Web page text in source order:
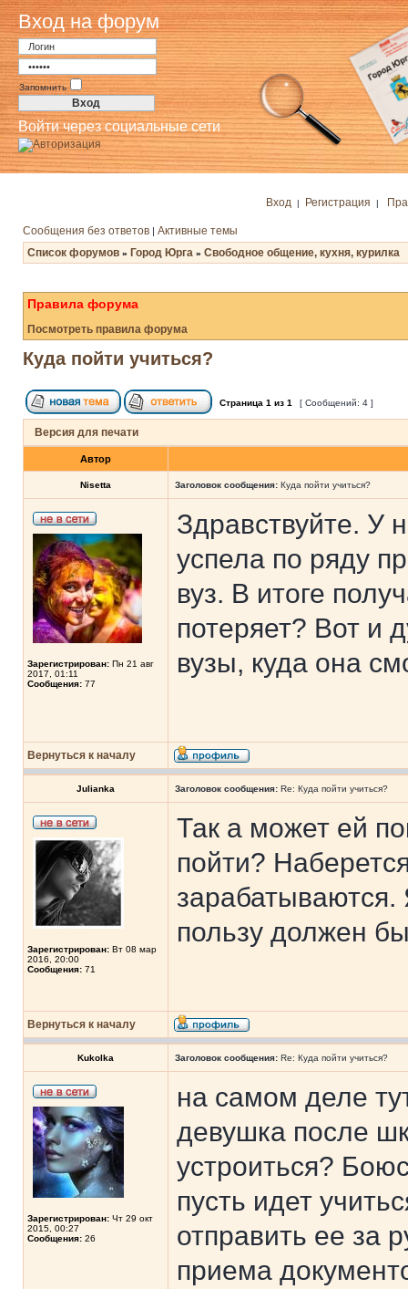
Вход на форум
Запомнить
Войти через социальные сети
Вход | Регистрация |
Сообщения без ответов | Активные темы
Список форумов » Город Юрга » Свободное общение, кухня, курилка
Правила форума
Посмотреть правила форума
Куда пойти учиться?
Страница 1 из 1 [ Сообщений: 4 ]
Версия для печати
Автор
Nisetta Заголовок сообщения: Куда пойти учиться?
Зарегистрирован: Пн 21 авг
2017, 01:11
Сообщения: 77
Здравствуйте. У
успела по ряду
вуз. В итоге
потеряет? Вот и
вузы, куда она
Вернуться к началу
Julianka Заголовок сообщения: Re: Куда пойти учиться?
Зарегистрирован: Вт 08 мар
2016, 20:00
Сообщения: 71
Так а может ей
пойти?
зарабатываются.
пользу должен
Вернуться к началу
Kukolka Заголовок сообщения: Re: Куда пойти учиться?
Зарегистрирован: Чт 29 окт
2015, 00:27
Сообщения: 26
на самом деле
девушка после
устроиться?
пусть идет
отправить ее за
приема